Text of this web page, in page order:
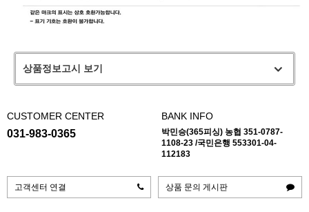
상품정보고시 보기
CUSTOMER CENTER
031-983-0365
BANK INFO
박민승(365피싱) 농협 351-0787-
1108-23 /국민은행 553301-04-
112183
고객센터 연결 상품 문의 게시판